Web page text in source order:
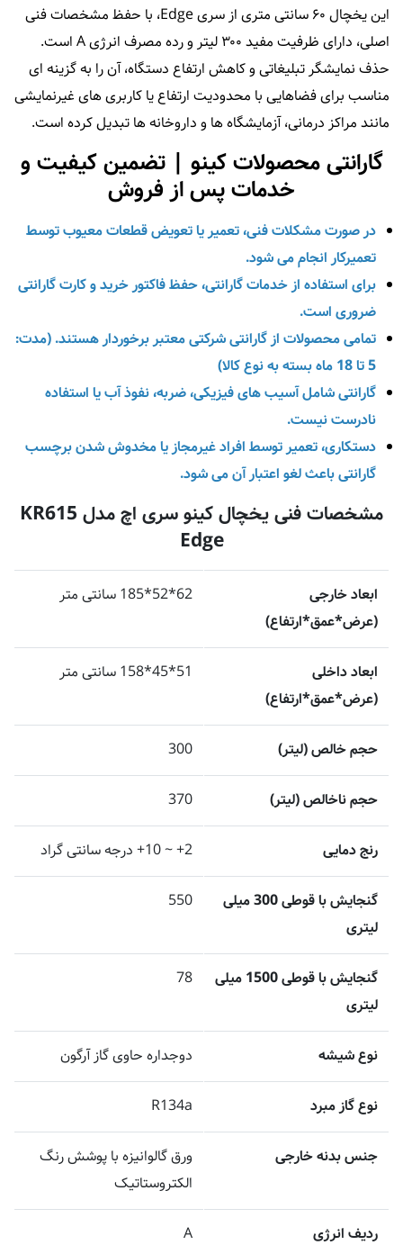
این یخچال ۶۰ سانتی‌ متری از سری Edge، با حفظ مشخصات فنی
اصلی، دارای ظرفیت مفید ۳۰۰ لیتر و رده مصرف انرژی A است.
حذف نمایشگر تبلیغاتی و کاهش ارتفاع دستگاه، آن را به گزینه‌ ای
مناسب برای فضاهایی با محدودیت ارتفاع یا کاربری‌ های غیرنمایشی
مانند مراکز درمانی، آزمایشگاه‌ ها و داروخانه‌ ها تبدیل کرده است.
گارانتی محصولات کینو | تضمین کیفیت و
خدمات پس از فروش
در صورت مشکلات فنی، تعمیر یا تعویض قطعات معیوب توسط
تعمیرکار انجام می‌ شود.
برای استفاده از خدمات گارانتی، حفظ فاکتور خرید و کارت گارانتی
ضروری است.
تمامی محصولات از گارانتی شرکتی معتبر برخوردار هستند. (مدت:
5 تا 18 ماه بسته به نوع کالا)
گارانتی شامل آسیب‌ های فیزیکی، ضربه، نفوذ آب یا استفاده
نادرست نیست.
دستکاری، تعمیر توسط افراد غیرمجاز یا مخدوش شدن برچسب
گارانتی باعث لغو اعتبار آن می‌ شود.
مشخصات فنی یخچال کینو سری اچ مدل KR615
Edge
ابعاد خارجی
(عرض*عمق*ارتفاع)
62*52*185 سانتی متر
ابعاد داخلی
(عرض*عمق*ارتفاع)
51*45*158 سانتی متر
حجم خالص (لیتر) 300
حجم ناخالص (لیتر) 370
رنج دمایی 2+ ~ 10+ درجه سانتی گراد
گنجایش با قوطی 300 میلی
لیتری
550
گنجایش با قوطی 1500 میلی
لیتری
78
نوع شیشه دوجداره حاوی گاز آرگون
نوع گاز مبرد R134a
جنس بدنه خارجی
ورق گالوانیزه با پوشش رنگ
الکتروستاتیک
ردیف انرژی A